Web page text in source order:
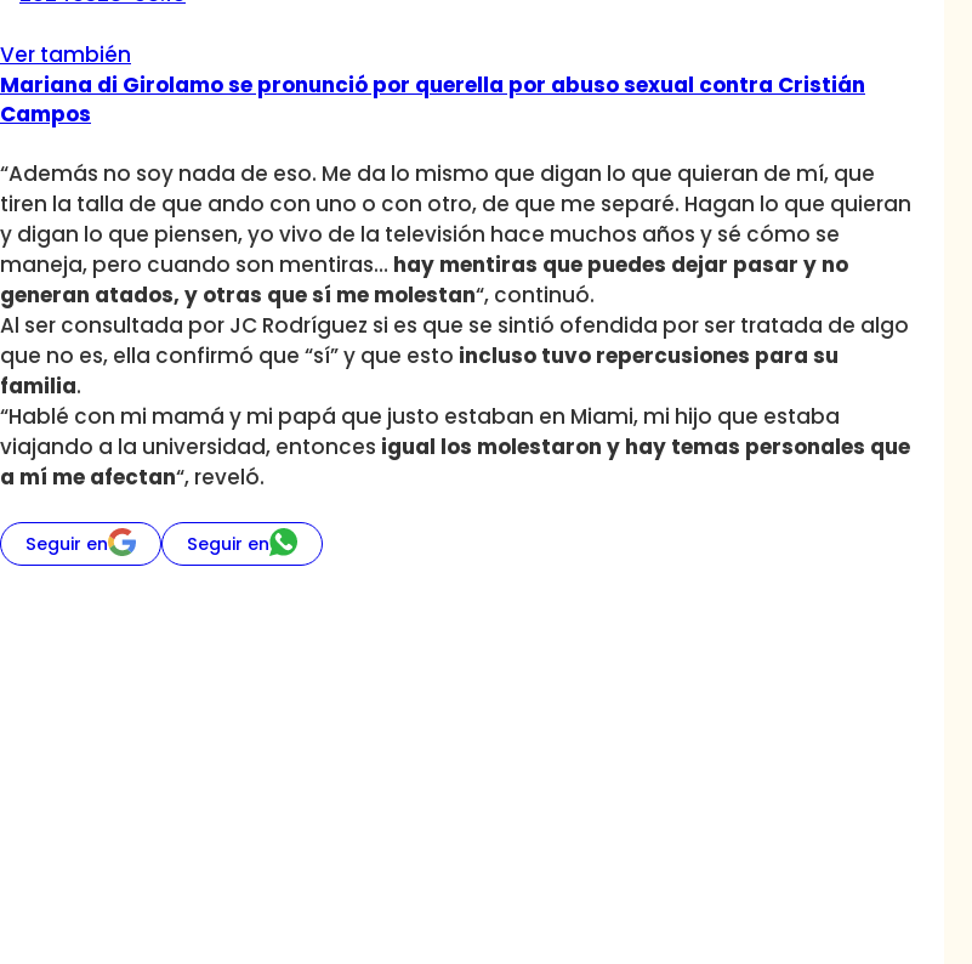
Ver también
Mariana di Girolamo se pronunció por querella por abuso sexual contra Cristián
Campos
“Además no soy nada de eso. Me da lo mismo que digan lo que quieran de mí, que
tiren la talla de que ando con uno o con otro, de que me separé. Hagan lo que quieran
y digan lo que piensen, yo vivo de la televisión hace muchos años y sé cómo se
maneja, pero cuando son mentiras… hay mentiras que puedes dejar pasar y no
generan atados, y otras que sí me molestan“, continuó.
Al ser consultada por JC Rodríguez si es que se sintió ofendida por ser tratada de algo
que no es, ella confirmó que “sí” y que esto incluso tuvo repercusiones para su
familia.
“Hablé con mi mamá y mi papá que justo estaban en Miami, mi hijo que estaba
viajando a la universidad, entonces igual los molestaron y hay temas personales que
a mí me afectan“, reveló.
Seguir en Seguir en